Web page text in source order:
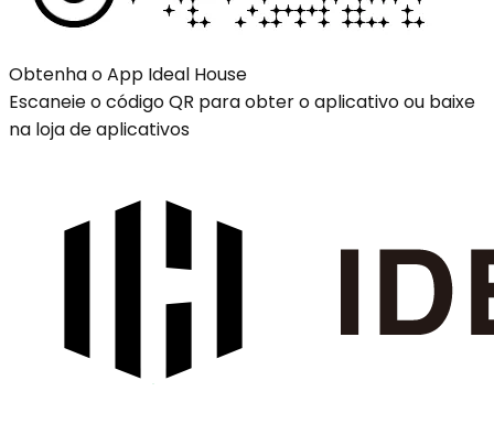
Obtenha o App Ideal House
Escaneie o código QR para obter o aplicativo ou baixe
na loja de aplicativos